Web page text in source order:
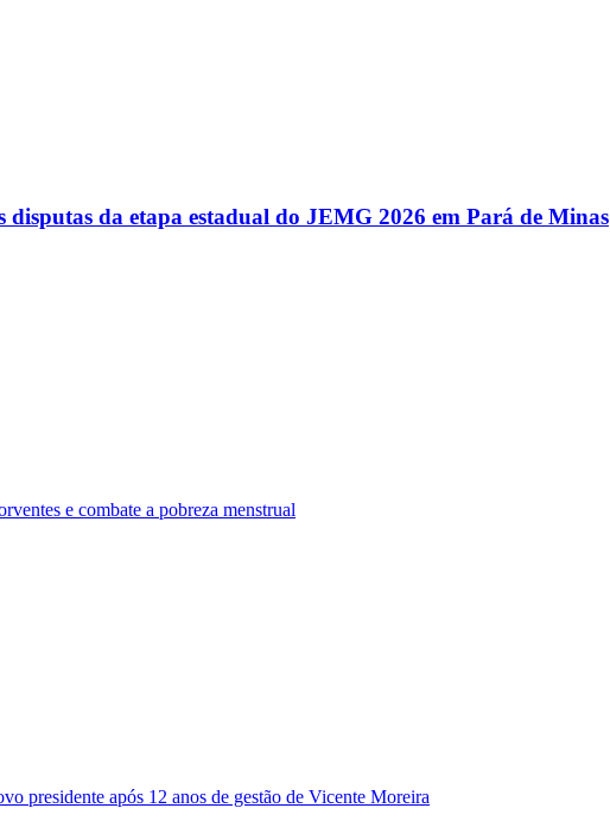
da etapa estadual do JEMG 2026 em Pará de Minas
e combate a pobreza menstrual
presidente após 12 anos de gestão de Vicente Moreira